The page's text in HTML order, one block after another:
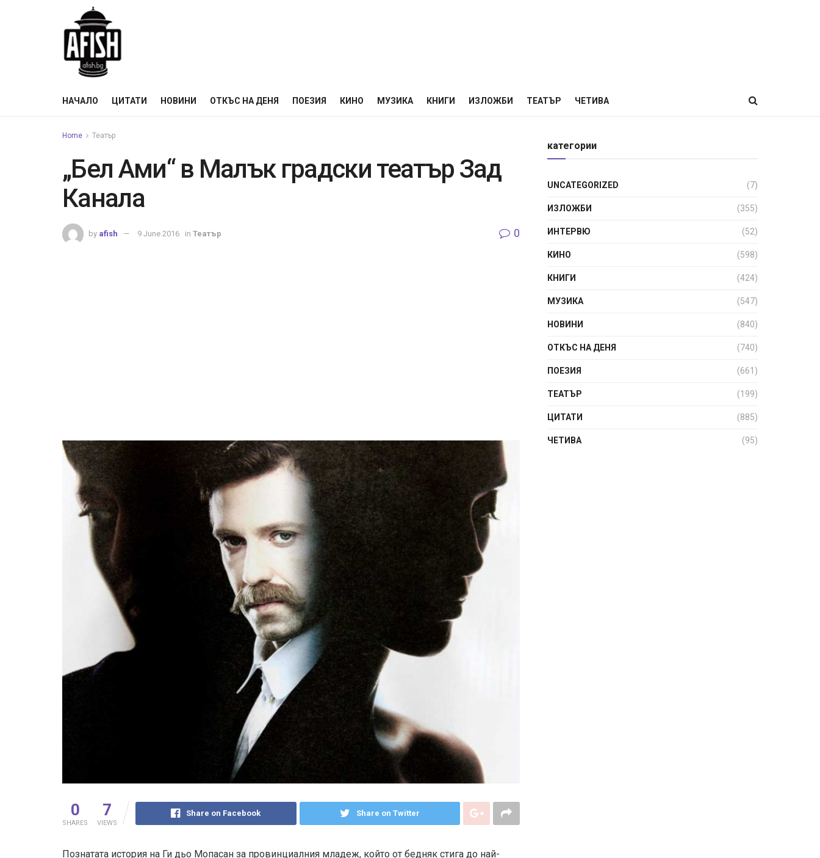
НАЧАЛО ЦИТАТИ НОВИНИ ОТКЪС НА ДЕНЯ ПОЕЗИЯ КИНО МУЗИКА КНИГИ ИЗЛОЖБИ ТЕАТЪР ЧЕТИВА
Home Театър
„Бел Ами“ в Малък градски театър Зад
Канала
by afish 9 June 2016 in Театър 0
0
SHARES
7
VIEWS
Share on Facebook Share on Twitter
Познатата история на Ги дьо Мопасан за провинциалния младеж, който от бедняк стига до най-
категории
UNCATEGORIZED (7)
ИЗЛОЖБИ (355)
ИНТЕРВЮ (52)
КИНО (598)
КНИГИ (424)
МУЗИКА (547)
НОВИНИ (840)
ОТКЪС НА ДЕНЯ (740)
ПОЕЗИЯ (661)
ТЕАТЪР (199)
ЦИТАТИ (885)
ЧЕТИВА (95)